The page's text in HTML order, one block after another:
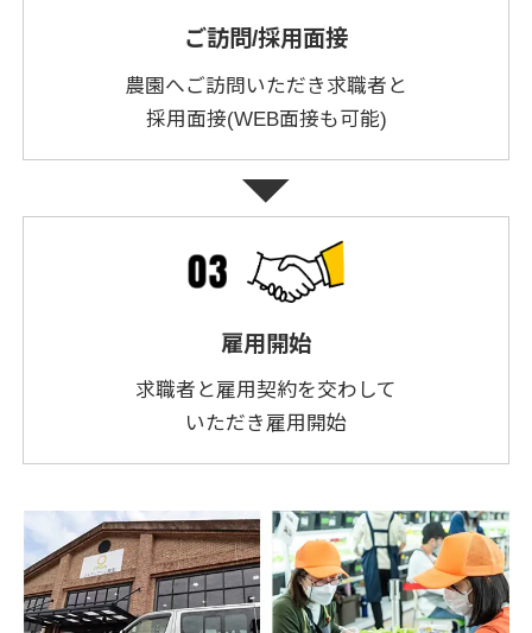
ご訪問/採用面接
農園へご訪問いただき求職者と
採用面接(WEB面接も可能)
arrow_drop_down
雇用開始
求職者と雇用契約を交わして
いただき雇用開始